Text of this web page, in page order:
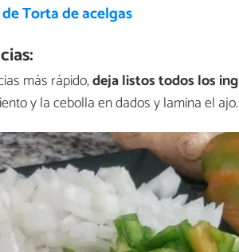
Torta de acelgas
más rápido,deja listos todos los
y la cebolla en dados y lamina el ajo.